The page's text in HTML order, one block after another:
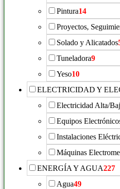
Pintura14
Proyectos,
Solado y Alicatados
Tuneladora9
Yeso10
ELECTRICIDAD Y
Electricidad Alta/
Equipos
Instalaciones
Máquinas
ENERGÍA Y AGUA227
Agua49